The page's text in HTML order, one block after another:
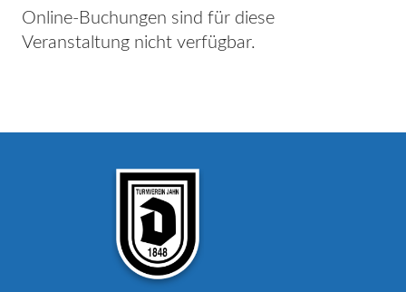
Online-Buchungen sind für diese
Veranstaltung nicht verfügbar.